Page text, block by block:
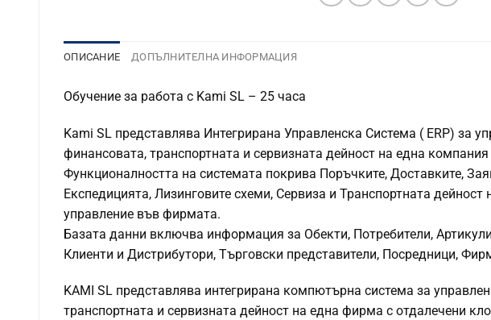
ОПИСАНИЕ ДОПЪЛНИТЕЛНА ИНФОРМАЦИЯ
Обучение за работа с Kami SL – 25 часа
Kami SL представлява Интегрирана Управленска Система ( ERP) за
финансовата, транспортната и сервизната дейност на една
Функционалността на системата покрива Поръчките, Доставките,
Експедицията, Лизинговите схеми, Сервиза и Транспортната
управление във фирмата.
Базата данни включва информация за Обекти, Потребители,
Клиенти и Дистрибутори, Търговски представители, Посредници,
KAMI SL представлява интегрирана компютърна система за
транспортната и сервизната дейност на една фирма с отдалечени